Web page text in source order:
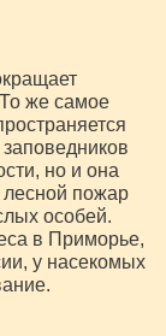
же самое
но и она
лесной пожар
особей.
в Приморье,
у насекомых